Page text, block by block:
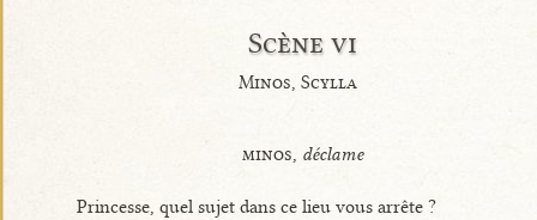
Scène vi
Minos, Scylla
minos, déclame
Princesse, quel sujet dans ce lieu vous arrête ?